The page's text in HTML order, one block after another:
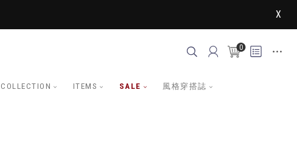
X
0
COLLECTION ITEMS SALE 風格穿搭誌